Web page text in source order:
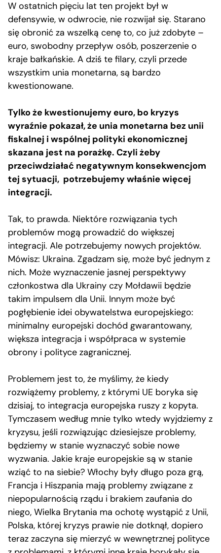
W ostatnich pięciu lat ten projekt był w
defensywie, w odwrocie, nie rozwijał się. Starano
się obronić za wszelką cenę to, co już zdobyte –
euro, swobodny przepływ osób, poszerzenie o
kraje bałkańskie. A dziś te filary, czyli przede
wszystkim unia monetarna, są bardzo
kwestionowane.
Tylko że kwestionujemy euro, bo kryzys
wyraźnie pokazał, że unia monetarna bez unii
fiskalnej i wspólnej polityki ekonomicznej
skazana jest na porażkę. Czyli żeby
przeciwdziałać negatywnym konsekwencjom
tej sytuacji, potrzebujemy właśnie więcej
integracji.
Tak, to prawda. Niektóre rozwiązania tych
problemów mogą prowadzić do większej
integracji. Ale potrzebujemy nowych projektów.
Mówisz: Ukraina. Zgadzam się, może być jednym z
nich. Może wyznaczenie jasnej perspektywy
członkostwa dla Ukrainy czy Mołdawii będzie
takim impulsem dla Unii. Innym może być
pogłębienie idei obywatelstwa europejskiego:
minimalny europejski dochód gwarantowany,
większa integracja i współpraca w systemie
obrony i polityce zagranicznej.
Problemem jest to, że myślimy, że kiedy
rozwiążemy problemy, z którymi UE boryka się
dzisiaj, to integracja europejska ruszy z kopyta.
Tymczasem według mnie tylko wtedy wyjdziemy z
kryzysu, jeśli rozwiązując dziesiejsze problemy,
będziemy w stanie wyznaczyć sobie nowe
wyzwania. Jakie kraje europejskie są w stanie
wziąć to na siebie? Włochy były długo poza grą,
Francja i Hiszpania mają problemy związane z
niepopularnością rządu i brakiem zaufania do
niego, Wielka Brytania ma ochotę wystąpić z Unii,
Polska, której kryzys prawie nie dotknął, dopiero
teraz zaczyna się mierzyć w wewnętrznej polityce